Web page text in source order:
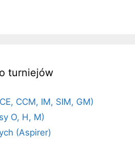
turniejów
CCM, IM, SIM, GM)
O, H, M)
(Aspirer)